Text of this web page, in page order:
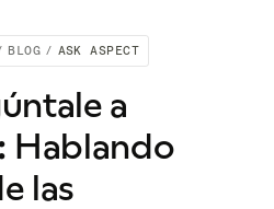
BLOG / ASK ASPECT
a
Hablando
las